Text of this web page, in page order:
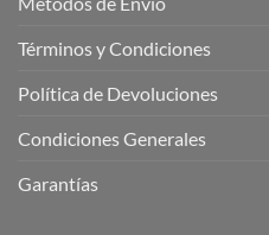
Términos y Condiciones
Política de Devoluciones
Condiciones Generales
Garantías